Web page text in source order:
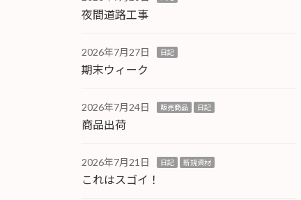
夜間道路工事
2026年7月27日 日記
期末ウィーク
2026年7月24日 販売商品 日記
商品出荷
2026年7月21日 日記 新規資材
これはスゴイ！